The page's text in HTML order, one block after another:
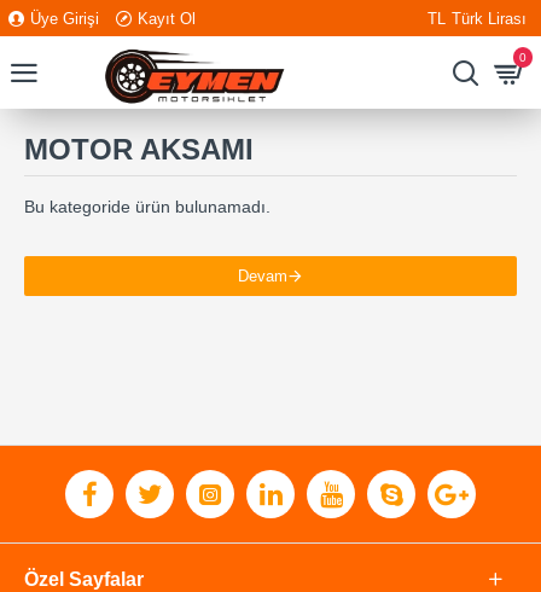
Üye Girişi Kayıt Ol TL Türk Lirası
0
MOTOR AKSAMI
Bu kategoride ürün bulunamadı.
Devam
Özel Sayfalar